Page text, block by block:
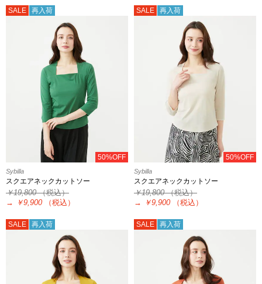
SALE 再入荷
50%OFF
Sybilla
スクエアネックカットソー
￥19,800（税込）
→
￥9,900 （税込）
SALE 再入荷
50%OFF
Sybilla
スクエアネックカットソー
￥19,800（税込）
→
￥9,900 （税込）
SALE 再入荷 SALE 再入荷